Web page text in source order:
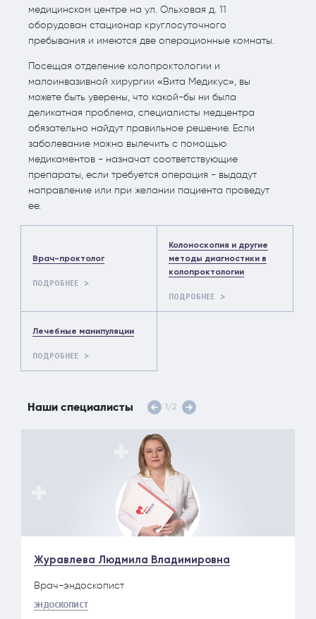
медицинском центре на ул. Ольховая д. 11
оборудован стационар круглосуточного
пребывания и имеются две операционные комнаты.
Посещая отделение колопроктологии и
малоинвазивной хирургии «Вита Медикус», вы
можете быть уверены, что какой-бы ни была
деликатная проблема, специалисты медцентра
обязательно найдут правильное решение. Если
заболевание можно вылечить с помощью
медикаментов - назначат соответствующие
препараты, если требуется операция - выдадут
направление или при желании пациента проведут
ее.
Врач-проктолог
ПОДРОБНЕЕ
Колоноскопия и другие
методы диагностики в
колопроктологии
ПОДРОБНЕЕ
Лечебные манипуляции
ПОДРОБНЕЕ
Наши специалисты 1 /2
Журавлева Людмила Владимировна
Врач-эндоскопист
ЭНДОСКОПИСТ